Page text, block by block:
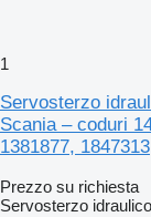
1
Servosterzo
Scania – coduri
1381877,
Prezzo su richiesta
Servosterzo idraulico